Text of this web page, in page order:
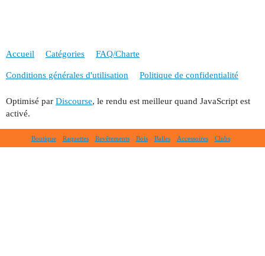
Accueil Catégories FAQ/Charte
Conditions générales d'utilisation Politique de confidentialité
Optimisé par Discourse, le rendu est meilleur quand JavaScript est
activé.
Boutique Raquettes Revêtements Bois Balles Accessoires Clubs